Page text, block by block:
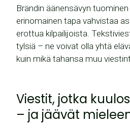
Brändin äänensävyn
erinomainen tapa vahvistaa
erottua kilpailijoista.
tylsiä – ne voivat olla yhtä
kuin mikä tahansa muu
Viestit, jotka
– ja jäävät